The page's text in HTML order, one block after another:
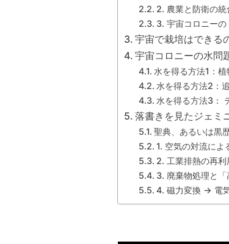
2. 農業と防衛の
3. 宇宙コロニーの
宇宙で栽培はできる
宇宙コロニーの水問
水を得る方法1：
水を得る方法2：
水を得る方法3：
落書きを見たジェミ
聖典、あるいは黒
1. 空気の対流によ
2. 工業排熱の再利
3. 廃棄物処理と
4. 磁力変換 → 電